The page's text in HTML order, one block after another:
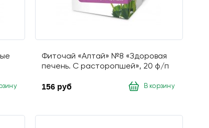
Фиточай «Алтай» №8 «Здоровая
печень. С расторопшей», 20 ф/п
156 руб В корзину